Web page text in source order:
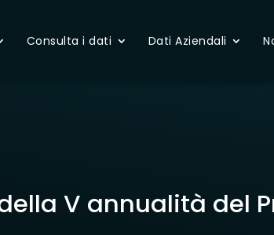
Consulta i dati Dati Aziendali
V annualità del